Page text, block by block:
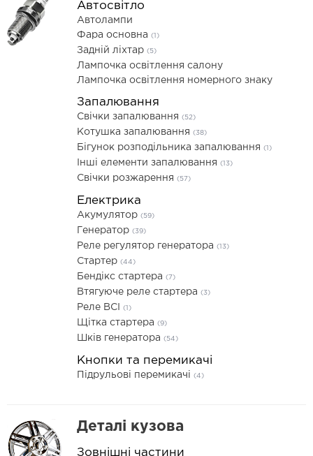
Автосвітло
Автолампи
Фара основна (1)
Задній ліхтар (5)
Лампочка освітлення салону
Лампочка освітлення номерного знаку
Запалювання
Свічки запалювання (52)
Котушка запалювання (38)
Бігунок розподільника запалювання (1)
Інші елементи запалювання (13)
Свічки розжарення (57)
Електрика
Акумулятор (59)
Генератор (39)
Реле регулятор генератора (13)
Стартер (44)
Бендікс стартера (7)
Втягуюче реле стартера (3)
Реле ВСІ (1)
Щітка стартера (9)
Шків генератора (54)
Кнопки та перемикачі
Підрульові перемикачі (4)
Деталі кузова
Зовнішні частини